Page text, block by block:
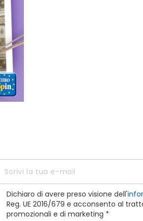
Dichiaro di avere preso visione dell'
Reg. UE 2016/679 e acconsento al
promozionali e di marketing *